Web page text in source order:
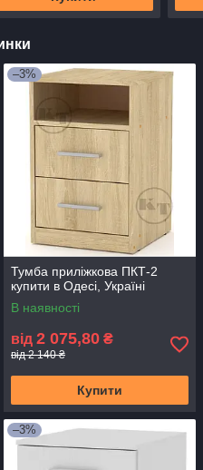
–3%
Тумба приліжкова ПКТ-2
купити в Одесі, Україні
В наявності
від 2 075,80 ₴
від 2 140 ₴
Купити
–3%